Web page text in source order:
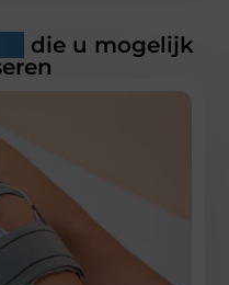
die u mogelijk